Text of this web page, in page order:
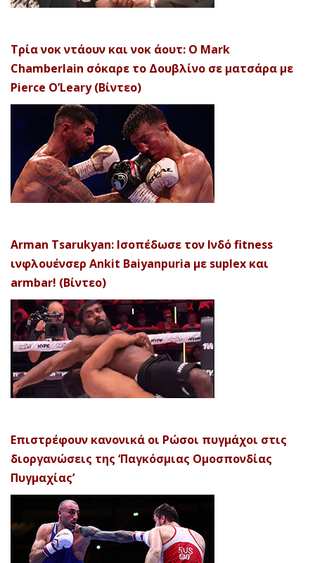
Τρία νοκ ντάουν και νοκ άουτ: Ο Mark
Chamberlain σόκαρε το Δουβλίνο σε ματσάρα με
Pierce O’Leary (Βίντεο)
Arman Tsarukyan: Ισοπέδωσε τον Ινδό fitness
ινφλουένσερ Ankit Baiyanpuria με suplex και
armbar! (Βίντεο)
Επιστρέφουν κανονικά οι Ρώσοι πυγμάχοι στις
διοργανώσεις της ‘Παγκόσμιας Ομοσπονδίας
Πυγμαχίας’